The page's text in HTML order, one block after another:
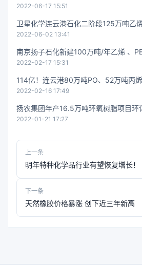
2022-06-17 15:51
卫星化学连云港石化二阶段125万吨乙
2022-06-02 13:41
南京扬子石化新建100万吨/年乙烯 、
2022-02-17 15:31
114亿！连云港80万吨PO、52万吨丙
2022-02-16 17:49
扬农集团年产16.5万吨环氧树脂项目环
2022-01-21 17:27
上一条
明年特种化学品行业有望恢复增长！
下一条
天然橡胶价格暴涨 创下近三年新高